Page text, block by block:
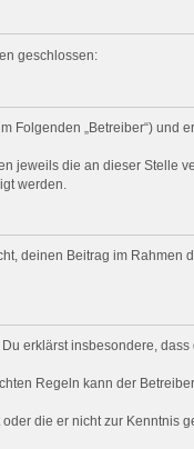
geschlossen:
Folgenden „Betreiber“)
jeweils die an dieser Stelle
werden.
deinen Beitrag im Rahmen
erklärst insbesondere,
Regeln kann der
die er nicht zur Kenntnis